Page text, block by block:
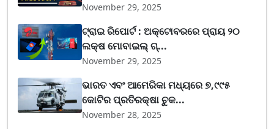
November 29, 2025
ଟ୍ରାଇ ରିପୋର୍ଟ : ଅକ୍ଟୋବରରେ ପ୍ରାୟ ୨୦
ଲକ୍ଷ ମୋବାଇଲ୍ ଗ୍...
November 29, 2025
ଭାରତ ଏବଂ ଆମେରିକା ମଧ୍ୟରେ ୭,୯୯୫
କୋଟିର ପ୍ରତିରକ୍ଷା ଚୁକ...
November 28, 2025